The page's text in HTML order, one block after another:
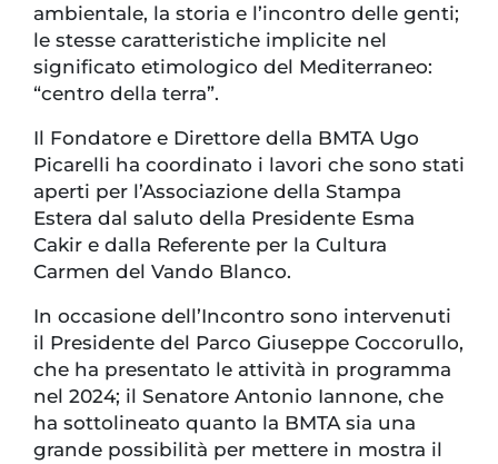
ambientale, la storia e l’incontro delle genti;
le stesse caratteristiche implicite nel
significato etimologico del Mediterraneo:
“centro della terra”.
Il Fondatore e Direttore della BMTA Ugo
Picarelli ha coordinato i lavori che sono stati
aperti per l’Associazione della Stampa
Estera dal saluto della Presidente Esma
Cakir e dalla Referente per la Cultura
Carmen del Vando Blanco.
In occasione dell’Incontro sono intervenuti
il Presidente del Parco Giuseppe Coccorullo,
che ha presentato le attività in programma
nel 2024; il Senatore Antonio Iannone, che
ha sottolineato quanto la BMTA sia una
grande possibilità per mettere in mostra il